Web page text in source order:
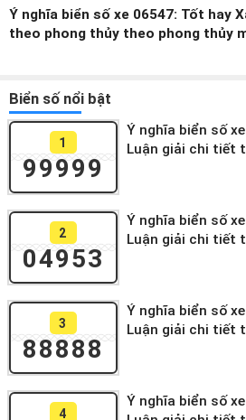
Ý nghĩa biển số xe 06547: Tốt hay
theo phong thủy theo phong thủy
Biển số nổi bật
1
99999
Ý nghĩa biển số
Luận giải chi tiết
2
04953
Ý nghĩa biển số
Luận giải chi tiết
3
88888
Ý nghĩa biển số
Luận giải chi tiết
4
Ý nghĩa biển số